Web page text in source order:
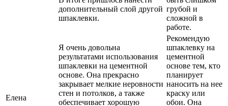
дополнительный слой другой
шпаклевки.
грубой и
сложной в
работе.
Елена
Я очень довольна
результатами использования
шпаклевки на цементной
основе. Она прекрасно
закрывает мелкие неровности
стен и потолков, а также
обеспечивает хорошую
Рекомендую
шпаклевку на
цементной
основе тем, кто
планирует
наносить на нее
краску или
обои. Она